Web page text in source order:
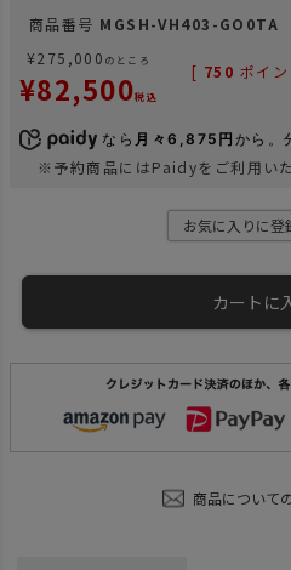
商品番号 MGSH-VH403-GO0TA
¥275,000 のところ
¥82,500税込
[ 750 ポイ
なら 月々6,875円 から。
※予約商品にはPaidyをご利用いた
お気に入りに登
カートに
商品について